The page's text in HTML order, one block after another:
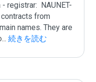
registrar:  NAUNET-
from
names. They are
... 続きを読む